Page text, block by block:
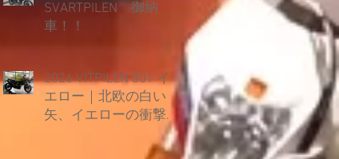
SVARTPILEN 御納
車！！
2026 VITPILEN 801 イ
エロー｜北欧の白い
矢、イエローの衝撃